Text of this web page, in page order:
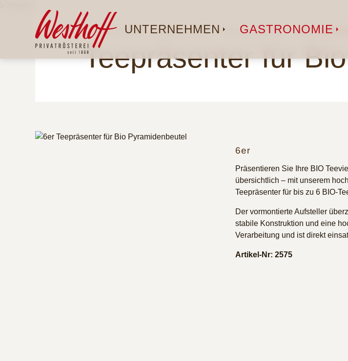
UNTERNEHMEN GASTRONOMIE
Startseite Gastronomie Serviceartikel
Teepräsenter für
6er
Präsentieren Sie Ihre BIO
übersichtlich – mit unserem
Teepräsenter für bis zu 6 BIO-
Der vormontierte Aufsteller
stabile Konstruktion und eine
Verarbeitung und ist direkt
Artikel-Nr: 2575